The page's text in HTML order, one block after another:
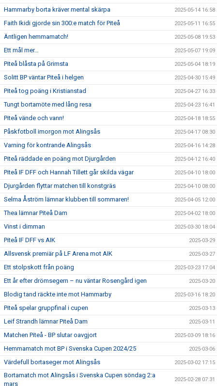
Hammarby borta kräver mental skärpa 2025-05-14 16:58
Faith Ikidi gjorde sin 300:e match för Piteå 2025-05-11 16:55
Äntligen hemmamatch! 2025-05-08 19:53
Ett mål mer… 2025-05-07 19:09
Piteå blåsta på Grimsta 2025-05-04 18:19
Solitt BP väntar Piteå i helgen 2025-04-30 15:49
Piteå tog poäng i Kristianstad 2025-04-27 16:33
Tungt bortamöte med lång resa 2025-04-23 16:41
Piteå vände och vann! 2025-04-18 18:55
Påskfotboll imorgon mot Alingsås 2025-04-17 08:30
Varning för kontrande Alingsås 2025-04-16 14:28
Piteå räddade en poäng mot Djurgården 2025-04-12 16:40
Piteå IF DFF och Hannah Tillett går skilda vägar 2025-04-10 18:00
Djurgården flyttar matchen till konstgräs 2025-04-10 08:00
Selma Åström lämnar klubben till sommaren! 2025-04-05 12:00
Thea lämnar Piteå Dam 2025-04-02 18:00
Vinst i dimman 2025-03-30 18:04
Piteå IF DFF vs AIK 2025-03-29
Allsvensk premiär på LF Arena mot AIK 2025-03-27
Ett stolpskott från poäng 2025-03-23 17:04
Ett år efter drömsegern – nu väntar Rosengård igen 2025-03-20
Blodig tand räckte inte mot Hammarby 2025-03-16 18:20
Piteå spelar gruppfinal i cupen 2025-03-13
Leif Strandh lämnar Piteå Dam 2025-03-11
Matchen Piteå - BP slutar oavgjort 2025-03-09 18:16
Hemmamatch mot BP i Svenska Cupen 2024/25 2025-03-06
Värdefull bortaseger mot Alingsås 2025-03-02 17:15
Bortamatch mot Alingsås i Svenska Cupen söndag 2:a
mars
2025-02-28 07:31